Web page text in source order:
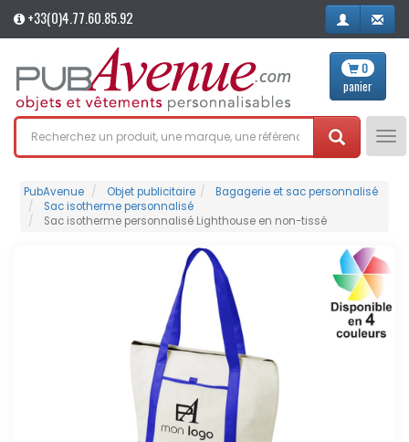
+33(0)4.77.60.85.92
0
panier
PubAvenue Objet publicitaire
Bagagerie et sac personnalisé
Sac isotherme personnalisé
Sac isotherme personnalisé Lighthouse en non-tissé